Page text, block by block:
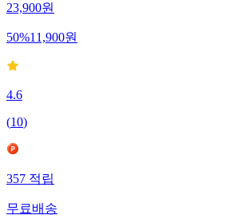
23,900원
50%11,900원
4.6
(10)
357적립
무료배송